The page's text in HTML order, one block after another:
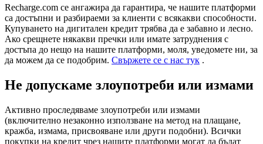
Recharge.com се ангажира да гарантира, че нашите платформи
са достъпни и разбираеми за клиенти с всякакви способности.
Купуването на дигитален кредит трябва да е забавно и лесно.
Ако срещнете някакви пречки или имате затруднения с
достъпа до нещо на нашите платформи, моля, уведомете ни, за
да можем да се подобрим. Свържете се с нас тук .
Не допускаме злоупотреби или измами
Активно проследяваме злоупотреби или измами
(включително незаконно използване на метод на плащане,
кражба, измама, присвояване или други подобни). Всички
покупки на кредит чрез нашите платформи могат да бъдат